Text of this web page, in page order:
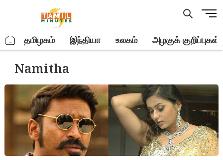
M
u
t
o
n
. தமிழகம் இந்தியா உலகம் அழகுக் குறிப்புகள்
Namitha